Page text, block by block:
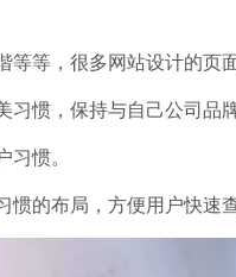
等等，很多网站设计的页
习惯，保持与自己公司品
习惯。
惯的布局，方便用户快速